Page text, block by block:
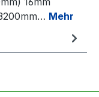
Mehr